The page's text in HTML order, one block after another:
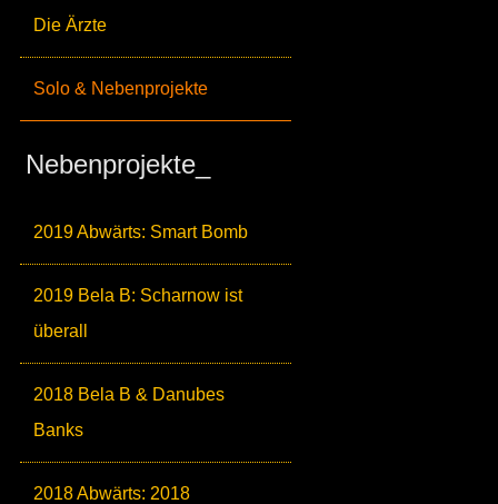
Die Ärzte
Solo & Nebenprojekte
Nebenprojekte_
2019 Abwärts: Smart Bomb
2019 Bela B: Scharnow ist
überall
2018 Bela B & Danubes
Banks
2018 Abwärts: 2018